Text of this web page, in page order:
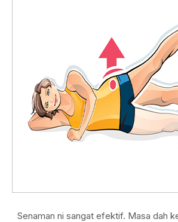
Senaman ni sangat efektif. Masa dah